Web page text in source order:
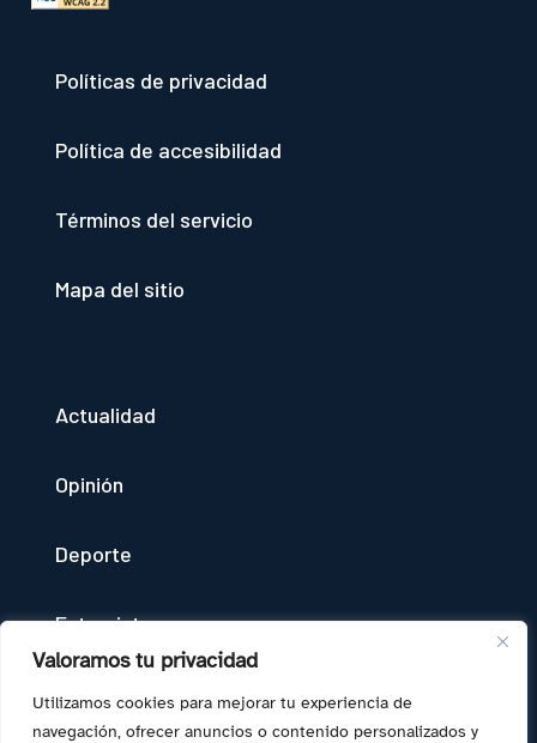
Valoramos tu privacidad
Utilizamos cookies para mejorar tu experiencia de
navegación, ofrecer anuncios o contenido personalizados y
Políticas de privacidad
Política de accesibilidad
Términos del servicio
Mapa del sitio
Actualidad
Opinión
Deporte
Entrevistas
Quienes somos